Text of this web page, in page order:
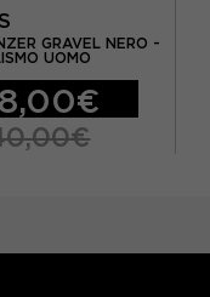
GRAVEL NERO -
UOMO